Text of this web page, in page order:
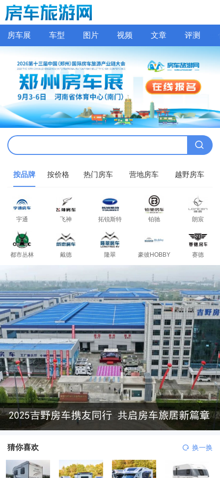
房车展 车型 图片 视频 文章 评测
按品牌 按价格 热门房车 营地房车 越野房车
宇通 飞神 拓锐斯特 铂驰 朗宸
都市丛林 戴德 隆翠 豪彼HOBBY 赛德
猜你喜欢 换一换